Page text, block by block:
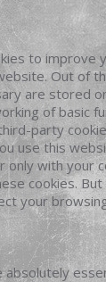
to improve
Out of
are stored
of basic
party
use this
with your
cookies.
your
absolutely